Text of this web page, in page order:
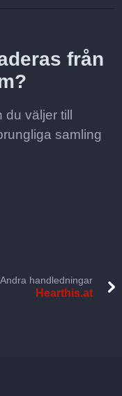
från
väljer till
samling
Andra handledningar
Hearthis.at